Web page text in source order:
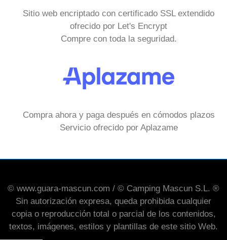
Sitio web encriptado con certificado SSL extendido
ofrecido por Let's Encrypt
Compre con toda la seguridad.
Compra ahora y paga después en cómodos plazos
Servicio ofrecido por Aplazame
© www.guara-mascun.com / © Camping Mascun S.L. ®
Sin autorización expresa, queda prohibida cualquier
copia o reproducción total o parcial de los contenidos,
textos, imágenes, estilos y plantillas de este sitio Web.